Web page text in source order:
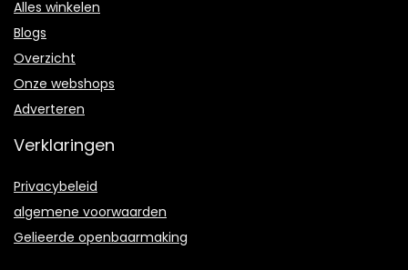
Alles winkelen
Blogs
Overzicht
Onze webshops
Adverteren
Verklaringen
Privacybeleid
algemene voorwaarden
Gelieerde openbaarmaking